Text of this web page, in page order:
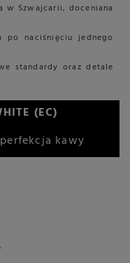
w Szwajcarii, doceniana
po naciśnięciu jednego
standardy oraz detale
(EC)
kawy